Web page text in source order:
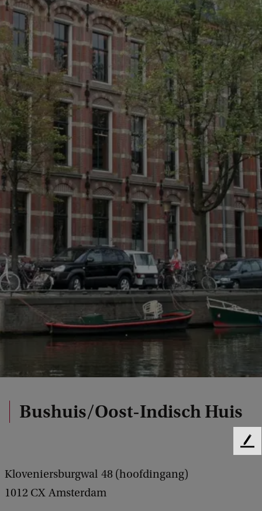
Bushuis/Oost-Indisch Huis
Kloveniersburgwal 48 (hoofdingang)
1012 CX Amsterdam
F